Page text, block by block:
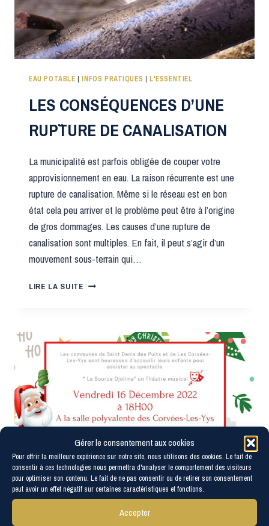
Gérer le consentement aux cookies
Pour offrir la meilleure expérience sur notre site, nous utilisons des cookies. Le fait de
consentir à ces technologies nous permettra d'analyser le comportement des visiteurs
pour optimiser son contenu. Le fait de ne pas consentir ou de retirer son consentement
peut avoir un effet négatif sur certaines caractéristiques et fonctions.
Accepter
EAU POTABLE |INFOS PRATIQUES |L'ESSENTIEL
LES CONSÉQUENCES D’UNE
RUP¨TURE DE CANALISATION
La municipalité est parfois obligée de couper votre
approvisionnement en eau. La raison récurrente est une
rupture de canalisation. Même si le réseau est en bon
état cela peu arriver et le problème peut être à l’origine
de gros dommages. Les causes d’une rupture de
canalisation sont multiples. En fait, il peut s’agir d’un
mouvement sous-terrain qui…
LIRE LA SUITE LES
CANALISATION
FÊTES ET CÉRÉMONIES